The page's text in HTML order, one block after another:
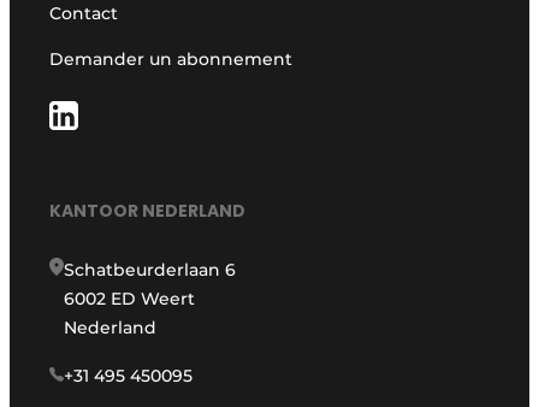
Contact
Demander un abonnement
KANTOOR NEDERLAND
Schatbeurderlaan 6
6002 ED Weert
Nederland
+31 495 450095